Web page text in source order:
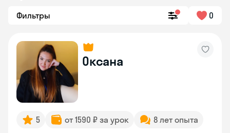
Фильтры 0
Оксана
5 от 1590 ₽ за урок 8 лет опыта